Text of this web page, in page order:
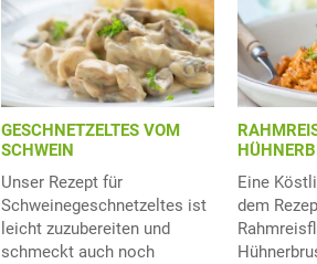
GESCHNETZELTES VOM
SCHWEIN
Unser Rezept für
Schweinegeschnetzeltes ist
leicht zuzubereiten und
schmeckt auch noch
Eine
dem